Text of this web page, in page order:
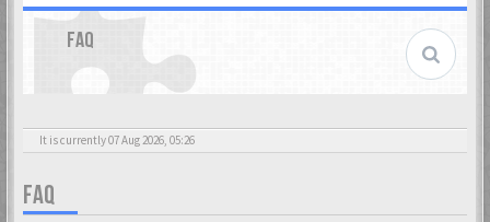
FAQ
It is currently 07 Aug 2026, 05:26
FAQ